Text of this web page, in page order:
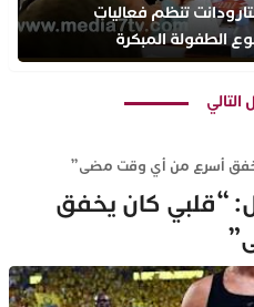
أولاد تايمة: المديرية الاقليمية لتارودانت تنظم فعاليات
الطفولة المبكرة
التأهيلية
التالي
يخفق أسرع من أي وقت مضى”
“قلبي كان يخفق